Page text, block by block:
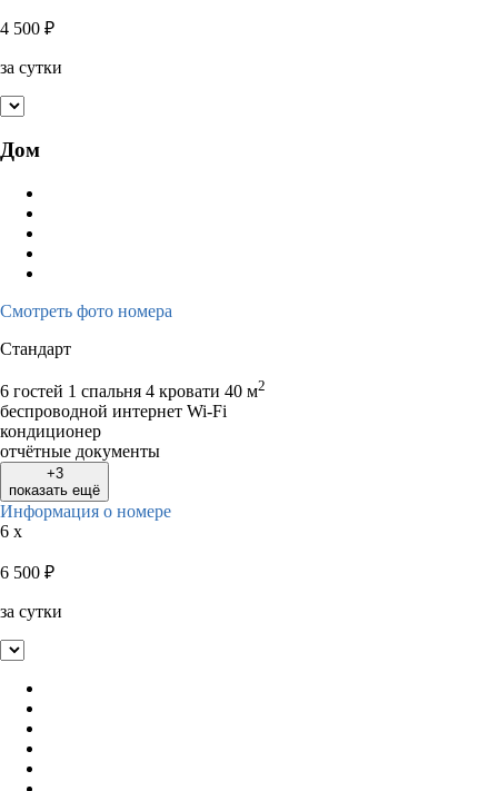
4 500 ₽
за сутки
Дом
Смотреть фото номера
Стандарт
6 гостей 1 спальня 4 кровати 40 м2
беспроводной интернет Wi-Fi
кондиционер
отчётные документы
+3
показать ещё
Информация о номере
6 x
6 500 ₽
за сутки